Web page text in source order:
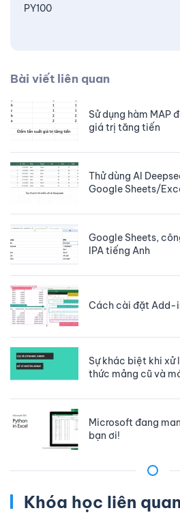
PY100
Bài viết liên quan
Sử dụng hàm MAP
giá trị tăng tiến
Thử dùng AI
Google Sheets/
Google Sheets,
IPA tiếng Anh
Cách cài đặt Add-
Sự khác biệt khi xử
thức mảng cũ và
Microsoft đang
bạn ơi!
Khóa học liên quan